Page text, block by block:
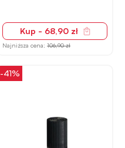
Kup - 68,90 zł
Najniższa cena: 106,90 zł
-41%